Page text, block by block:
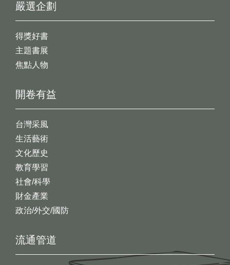
開卷有益
台灣采風
生活藝術
文化歷史
教育學習
社會/科學
財金產業
政治/外交/國防
嚴選企劃
得獎好書
主題書展
焦點人物
流通管道